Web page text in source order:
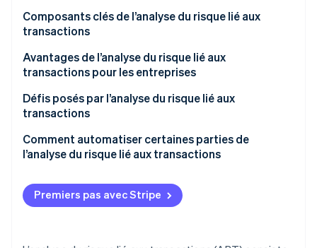
Stripe Sessions 2026
Découvrez comment Stripe construit l’infrastructure
Regarder
Composants clés de l’analyse du risque lié aux
transactions
Avantages de l’analyse du risque lié aux
transactions pour les entreprises
Défis posés par l’analyse du risque lié aux
transactions
Qualité et intégration des données
Tactiques de fraude
Expérience client
Comment automatiser certaines parties de
l’analyse du risque lié aux transactions
Identifier les indicateurs clés de risque
Choisir les bons outils d’automatisation
Premiers pas avec Stripe